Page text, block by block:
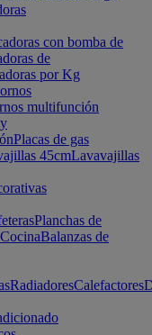
con bomba de
de
por Kg
multifunción
Placas de gas
45cmLavavajillas
Planchas de
Balanzas de
RadiadoresCalefactores